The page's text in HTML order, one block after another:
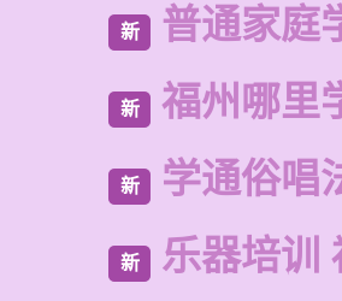
新 普通家庭
新 福州哪里
新 学通俗唱
新 乐器培训